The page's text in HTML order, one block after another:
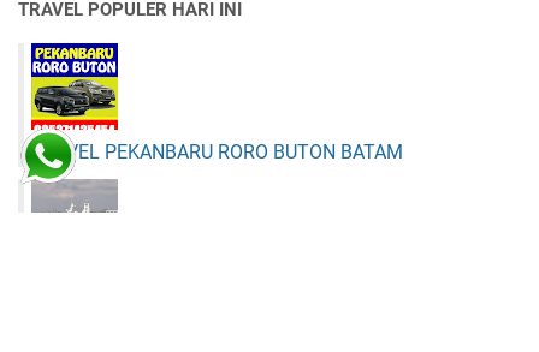
TRAVEL POPULER HARI INI
TRAVEL PEKANBARU RORO BUTON BATAM